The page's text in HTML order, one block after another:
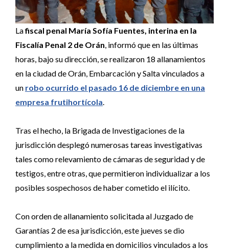
Lafiscal penal María Sofía Fuentes, interina en la
Fiscalía Penal 2 de Orán, informó que en las últimas
horas, bajo su dirección, se realizaron 18 allanamientos
en la ciudad de Orán, Embarcación y Salta vinculados a
un robo ocurrido el pasado 16 de diciembre en una
empresa frutihortícola.
Tras el hecho, la Brigada de Investigaciones de la
jurisdicción desplegó numerosas tareas investigativas
tales como relevamiento de cámaras de seguridad y de
testigos, entre otras, que permitieron individualizar a los
posibles sospechosos de haber cometido el ilícito.
Con orden de allanamiento solicitada al Juzgado de
Garantías 2 de esa jurisdicción, este jueves se dio
cumplimiento a la medida en domicilios vinculados a los